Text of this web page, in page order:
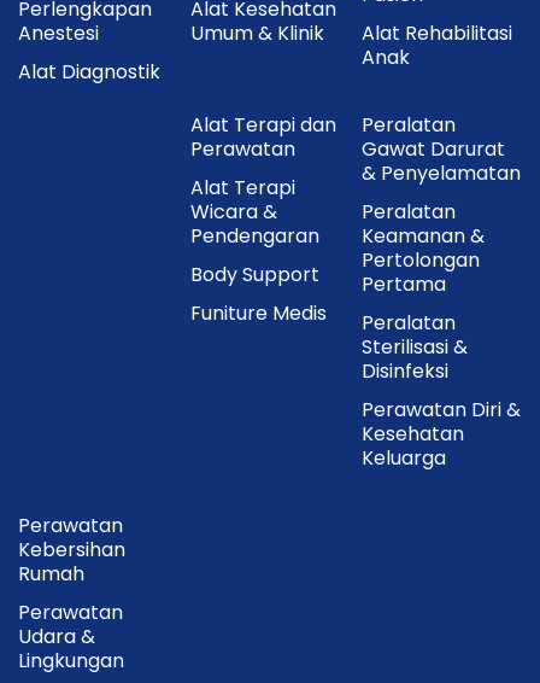
Perlengkapan
Anestesi
Alat Diagnostik
Alat Kesehatan
Umum & Klinik
Alat Rehabilitasi
Anak
Alat Terapi dan
Perawatan
Alat Terapi
Wicara &
Pendengaran
Body Support
Funiture Medis
Peralatan
Gawat Darurat
& Penyelamatan
Peralatan
Keamanan &
Pertolongan
Pertama
Peralatan
Sterilisasi &
Disinfeksi
Perawatan Diri &
Kesehatan
Keluarga
Perawatan
Kebersihan
Rumah
Perawatan
Udara &
Lingkungan